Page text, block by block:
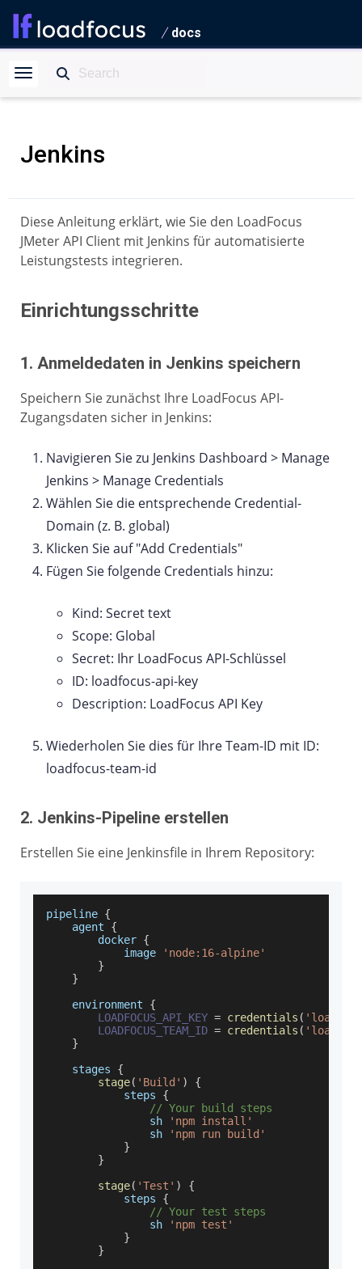
docs
Jenkins
Diese Anleitung erklärt, wie Sie den LoadFocus
JMeter API Client mit Jenkins für automatisierte
Leistungstests integrieren.
Einrichtungsschritte
1. Anmeldedaten in Jenkins speichern
Speichern Sie zunächst Ihre LoadFocus API-
Zugangsdaten sicher in Jenkins:
Navigieren Sie zu Jenkins Dashboard > Manage
Jenkins > Manage Credentials
Wählen Sie die entsprechende Credential-
Domain (z. B. global)
Klicken Sie auf "Add Credentials"
Fügen Sie folgende Credentials hinzu:
Kind: Secret text
Scope: Global
Secret: Ihr LoadFocus API-Schlüssel
ID: loadfocus-api-key
Description: LoadFocus API Key
Wiederholen Sie dies für Ihre Team-ID mit ID:
loadfocus-team-id
2. Jenkins-Pipeline erstellen
Erstellen Sie eine Jenkinsfile in Ihrem Repository:
pipeline {
    agent
{
        docker
{
            image
'node:16-alpine'
}
}
    environment
{
LOADFOCUS_API_KEY = credentials (
LOADFOCUS_TEAM_ID = credentials (
}
    stages
{
stage( 'Build' )
{
            steps
{
// Your build steps
                sh
'npm install'
                sh
'npm run build'
}
}
stage( 'Test' )
{
            steps
{
// Your test steps
                sh
'npm test'
}
}